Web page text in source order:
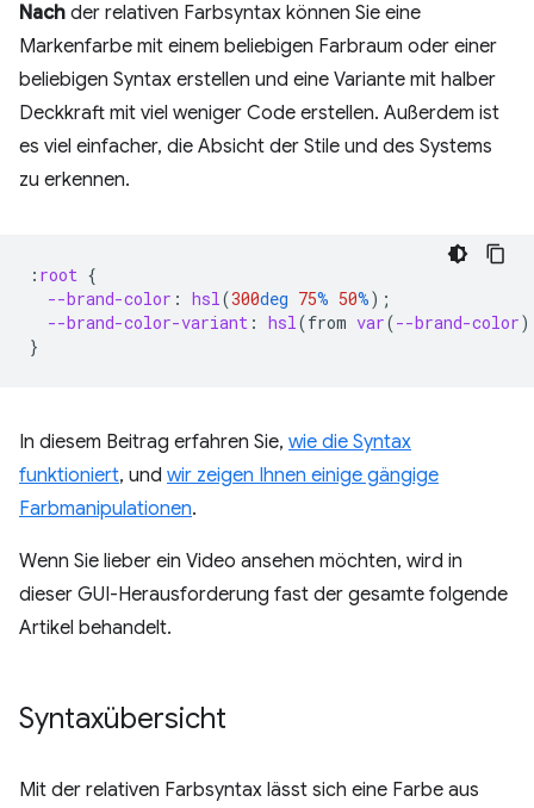
Nach der relativen Farbsyntax können Sie eine
Markenfarbe mit einem beliebigen Farbraum oder einer
beliebigen Syntax erstellen und eine Variante mit halber
Deckkraft mit viel weniger Code erstellen. Außerdem ist
es viel einfacher, die Absicht der Stile und des Systems
zu erkennen.
: root {
--brand-color : hsl(300deg 75% 50%);
--brand-color-variant : hsl(from var(--brand-color)
}
In diesem Beitrag erfahren Sie, wie die Syntax
funktioniert, und wir zeigen Ihnen einige gängige
Farbmanipulationen.
Wenn Sie lieber ein Video ansehen möchten, wird in
dieser GUI-Herausforderung fast der gesamte folgende
Artikel behandelt.
Syntaxübersicht
Mit der relativen Farbsyntax lässt sich eine Farbe aus